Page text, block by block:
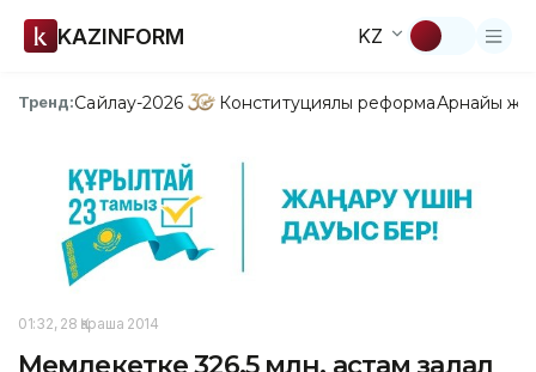
KAZINFORM KZ
Тренд:Сайлау-2026 Конституциялық реформаАрнайы
01:32, 28 Қараша 2014